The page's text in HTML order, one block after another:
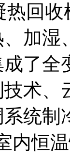
热回
加湿
了全
术、
统制
内恒